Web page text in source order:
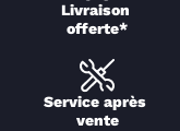
Livraison
offerte*
Service après
vente